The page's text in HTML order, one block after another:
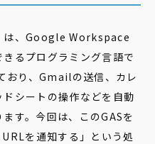
、Google Workspace
るプログラミング言語で
り、Gmailの送信、カレ
シートの操作などを自動
す。今回は、このGASを
を通知する」という処